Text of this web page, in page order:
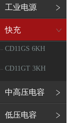
工业电源
快充
CD11GS 6KH
CD11GT 3KH
中高压电容
低压电容